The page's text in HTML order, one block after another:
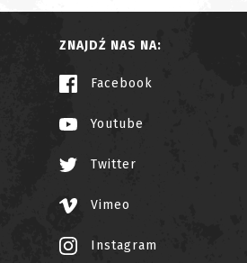
ZNAJDŹ NAS NA:
Facebook
Youtube
Twitter
Vimeo
Instagram